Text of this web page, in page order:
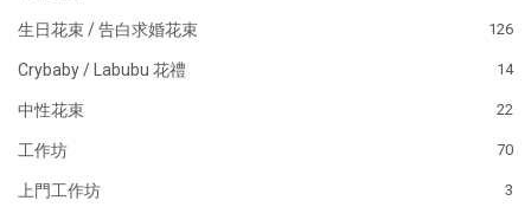
生日花束 / 告白求婚花束 126
Crybaby / Labubu 花禮 14
中性花束 22
工作坊 70
上門工作坊 3